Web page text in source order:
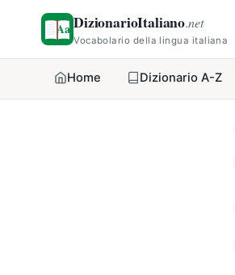
DizionarioItaliano.net
Vocabolario della lingua italiana
Home Dizionario A-Z